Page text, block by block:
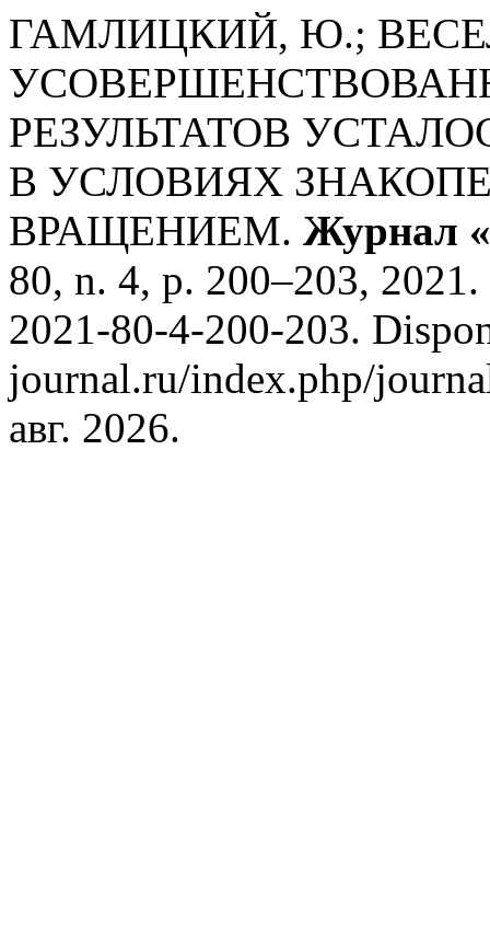
ГАМЛИЦКИЙ, Ю.;
РЕЗУЛЬТАТОВ
В УСЛОВИЯХ
ВРАЩЕНИЕМ. Журнал
80, n. 4, p. 200–203,
2021-80-4-200-203.
journal.ru/index.php/
авг. 2026.